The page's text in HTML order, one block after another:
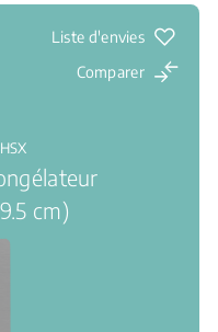
Liste d'envies
Comparer
cm)